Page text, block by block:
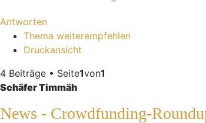
Antworten
Thema weiterempfehlen
Druckansicht
4 Beiträge • Seite1von1
Schäfer Timmäh
News - Crowdfunding-